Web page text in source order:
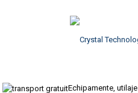
Echipamente,